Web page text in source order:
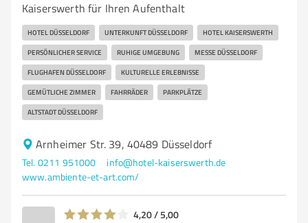
Kaiserswerth für Ihren Aufenthalt
HOTEL DÜSSELDORF UNTERKUNFT DÜSSELDORF HOTEL KAISERSWERTH
PERSÖNLICHER SERVICE RUHIGE UMGEBUNG MESSE DÜSSELDORF
FLUGHAFEN DÜSSELDORF KULTURELLE ERLEBNISSE
GEMÜTLICHE ZIMMER FAHRRÄDER PARKPLÄTZE
ALTSTADT DÜSSELDORF
Arnheimer Str. 39, 40489 Düsseldorf
Tel. 0211 951000
info@hotel-kaiserswerth.de
www.ambiente-et-art.com/
4,20 / 5,00